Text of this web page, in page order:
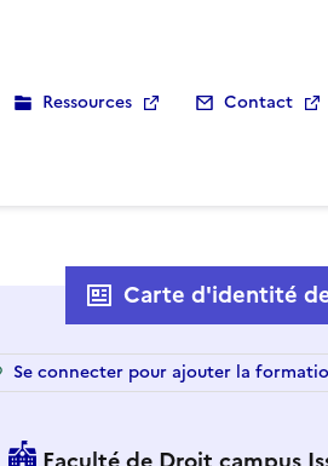
Ressources Contact
Carte d'identité
Se connecter pour ajouter la